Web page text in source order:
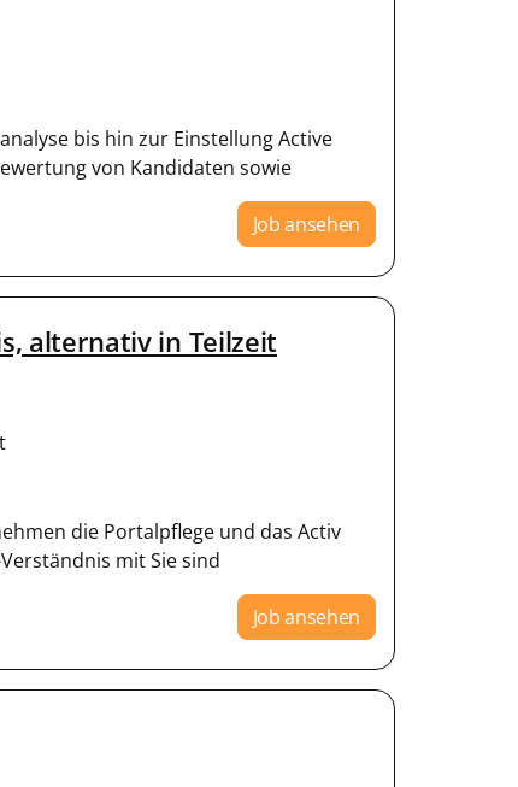
bis hin zur Einstellung Active
von Kandidaten sowie
Job ansehen
alternativ in Teilzeit
die Portalpflege und das Activ
mit Sie sind
Job ansehen